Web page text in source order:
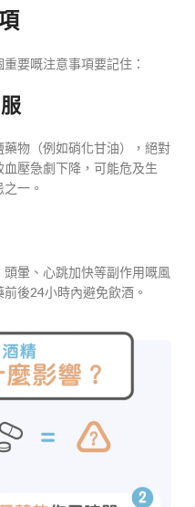
要嘅注意事項要記住：
物（例如硝化甘油），絕對
壓急劇下降，可能危及生
一。
暈、心跳加快等副作用嘅風
後24小時內避免飲酒。